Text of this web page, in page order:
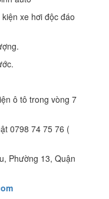
xe hơi độc đáo
ô tô trong vòng 7
0798 74 75 76 (
Phường 13, Quận